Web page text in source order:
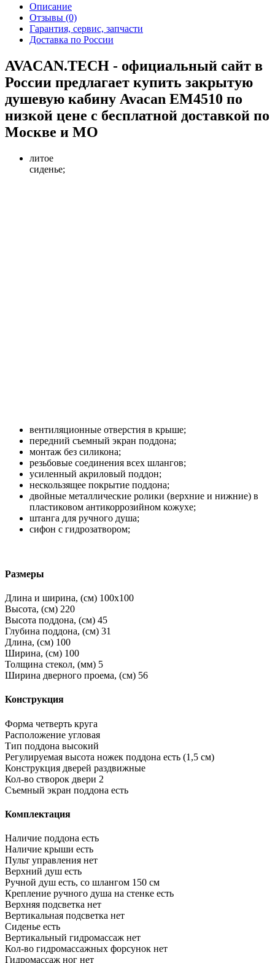
Описание
Отзывы (0)
Гарантия, сервис, запчасти
Доставка по России
AVACAN.TECH - официальный сайт в
России предлагает купить закрытую
душевую кабину Avacan EM4510 по
низкой цене с бесплатной доставкой по
Москве и МО
литое
сиденье;
вентиляционные отверстия в крыше;
передний съемный экран поддона;
монтаж без силикона;
резьбовые соединения всех шлангов;
усиленный акриловый поддон;
нескользящее покрытие поддона;
двойные металлические ролики (верхние и нижние) в
пластиковом антикоррозийном кожухе;
штанга для ручного душа;
сифон с гидрозатвором;
Размеры
Длина и ширина, (см) 100x100
Высота, (см) 220
Высота поддона, (см) 45
Глубина поддона, (см) 31
Длина, (см) 100
Ширина, (см) 100
Толщина стекол, (мм) 5
Ширина дверного проема, (см) 56
Конструкция
Форма четверть круга
Расположение угловая
Тип поддона высокий
Регулируемая высота ножек поддона есть (1,5 см)
Конструкция дверей раздвижные
Кол-во створок двери 2
Съемный экран поддона есть
Комплектация
Наличие поддона есть
Наличие крыши есть
Пульт управления нет
Верхний душ есть
Ручной душ есть, со шлангом 150 см
Крепление ручного душа на стенке есть
Верхняя подсветка нет
Вертикальная подсветка нет
Сиденье есть
Вертикальный гидромассаж нет
Кол-во гидромассажных форсунок нет
Гидромассаж ног нет